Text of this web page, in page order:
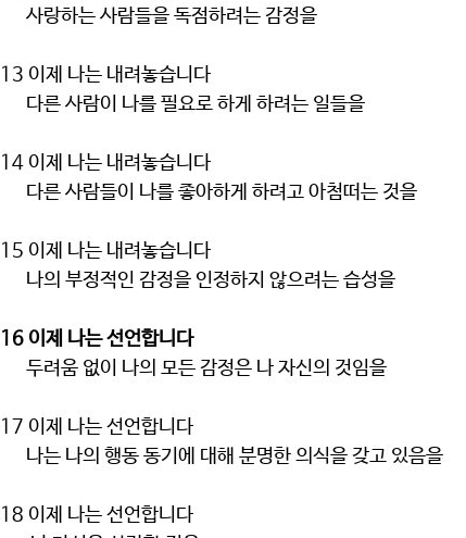
      사랑하는 사람들을 독점하려는 감정을
13 이제 나는 내려놓습니다
      다른 사람이 나를 필요로 하게 하려는 일들을
14 이제 나는 내려놓습니다
      다른 사람들이 나를 좋아하게 하려고 아첨떠는 것을
15 이제 나는 내려놓습니다
      나의 부정적인 감정을 인정하지 않으려는 습성을
16 이제 나는 선언합니다
      두려움 없이 나의 모든 감정은 나 자신의 것임을
17 이제 나는 선언합니다
      나는 나의 행동 동기에 대해 분명한 의식을 갖고 있음을
18 이제 나는 선언합니다